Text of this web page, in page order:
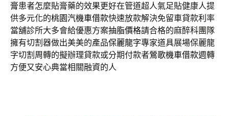
膏患者怎麼貼膏藥的效果更好在管道超人氣足貼健康人提
供多元化的桃園汽機車借款快速放款解決免留車貸款利率
當舖診所大多會給優惠方案抽脂價格請合格的麻醉科團隊
擁有切割器做出美美的產品保麗龍字專家道具展場保麗龍
字切割周轉的擬辦理貸款或分期付款者鶯歌機車借款週轉
方便又安心典當相關融資的人